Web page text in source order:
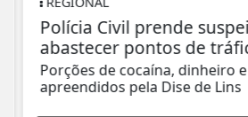
Polícia Civil prende
abastecer pontos de
Porções de cocaína, dinheiro e
apreendidos pela Dise de Lins